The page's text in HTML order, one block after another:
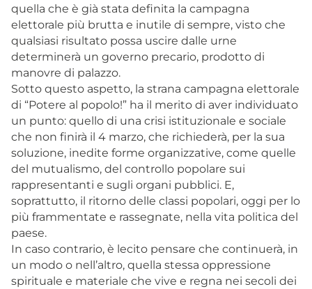
quella che è già stata definita la campagna
elettorale più brutta e inutile di sempre, visto che
qualsiasi risultato possa uscire dalle urne
determinerà un governo precario, prodotto di
manovre di palazzo.
Sotto questo aspetto, la strana campagna elettorale
di “Potere al popolo!” ha il merito di aver individuato
un punto: quello di una crisi istituzionale e sociale
che non finirà il 4 marzo, che richiederà, per la sua
soluzione, inedite forme organizzative, come quelle
del mutualismo, del controllo popolare sui
rappresentanti e sugli organi pubblici. E,
soprattutto, il ritorno delle classi popolari, oggi per lo
più frammentate e rassegnate, nella vita politica del
paese.
In caso contrario, è lecito pensare che continuerà, in
un modo o nell’altro, quella stessa oppressione
spirituale e materiale che vive e regna nei secoli dei